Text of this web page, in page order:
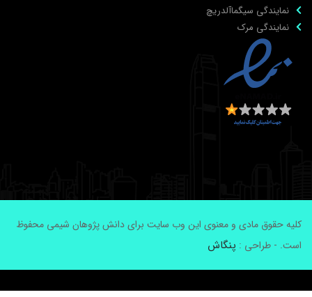
نمایندگی سیگماآلدریچ
نمایندگی مرک
حقوق مادی و معنوی این وب سایت برای دانش پژوهان شیمی محفوظ
- طراحی :پنگاش